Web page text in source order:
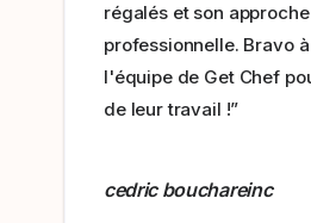
régalés et son
professionnelle. Bravo
l'équipe de Get Chef
de leur travail !”
cedric bouchareinc